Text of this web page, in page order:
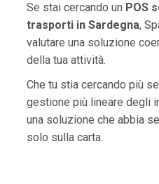
Se stai cercando un POS
trasporti in Sardegna,
valutare una soluzione
della tua attività.
Che tu stia cercando più
gestione più lineare degli
una soluzione che abbia
solo sulla carta.